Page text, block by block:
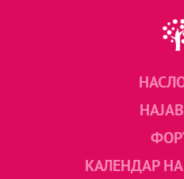
КАЛЕНДАР